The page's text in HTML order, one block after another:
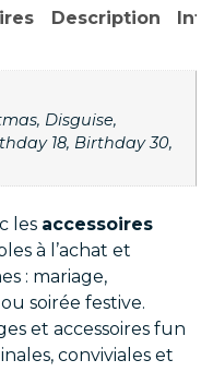
Description
Disguise,
18, Birthday 30,
les accessoires
à l’achat et
: mariage,
soirée festive.
et accessoires fun
conviviales et